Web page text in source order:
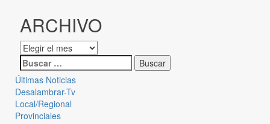
ARCHIVO
Últimas Noticias
Desalambrar-Tv
Local/Regional
Provinciales